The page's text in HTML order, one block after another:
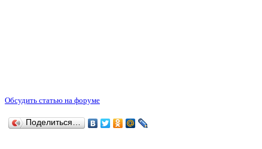
Обсудить статью на форуме
Поделиться…